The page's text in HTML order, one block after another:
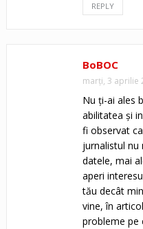
REPLY
BoBOC
marți, 3 aprilie
Nu ți-ai ales
abilitatea și
fi observat
jurnalistul
datele, mai
aperi
tău decât
vine, în
probleme pe